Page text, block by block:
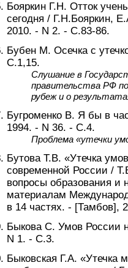
Бояркин Г.Н. Отток
сегодня / Г.Н.Бояркин,
2010. - N 2. - С.83-86.
Бубен М. Осечка с
С.1,15.
Слушание в
правительства РФ
рубеж и о
Бугроменко В. Я бы в
1994. - N 36. - С.4.
Проблема «утечки
Бутова Т.В. «Утечка
современной России /
вопросы образования и
материалам
в 14 частях. - [Тамбов],
Быкова С. Умов России
N 1. - С.3.
Быковская Г.А. «Утечка